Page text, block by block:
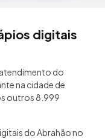
digitais
do
na cidade de
outros 8.999
do Abrahão no